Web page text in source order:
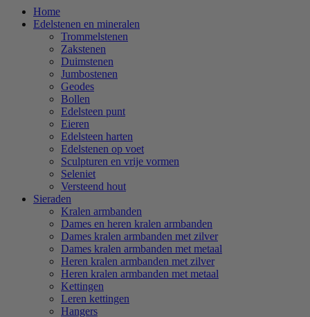
Home
Edelstenen en mineralen
Trommelstenen
Zakstenen
Duimstenen
Jumbostenen
Geodes
Bollen
Edelsteen punt
Eieren
Edelsteen harten
Edelstenen op voet
Sculpturen en vrije vormen
Seleniet
Versteend hout
Sieraden
Kralen armbanden
Dames en heren kralen armbanden
Dames kralen armbanden met zilver
Dames kralen armbanden met metaal
Heren kralen armbanden met zilver
Heren kralen armbanden met metaal
Kettingen
Leren kettingen
Hangers